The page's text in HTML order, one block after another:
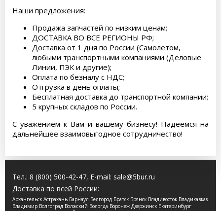
Наши предложения:
Продажа запчастей по низким ценам;
ДОСТАВКА ВО ВСЕ РЕГИОНЫ РФ;
Доставка от 1 дня по России (Самолетом,
любыми транспортными компаниями (Деловые
Линии, ПЭК и другие);
Оплата по безналу с НДС;
Отгрузка в день оплаты;
Бесплатная доставка до транспортной компании;
5 крупных складов по России.
С уважением к Вам и вашему бизнесу! Надеемся на
дальнейшее взаимовыгодное сотрудничество!
Тел.: 8 (800) 500-42-47, E-mail: sale@5bur.ru
Доставка по всей России:
Архангельск Астрахань Барнаул Белгород Братск Брянск Владивосток Владикавказ
Владимир Волгоград Волжский Вологда Воронеж Дзержинск Екатеринбург